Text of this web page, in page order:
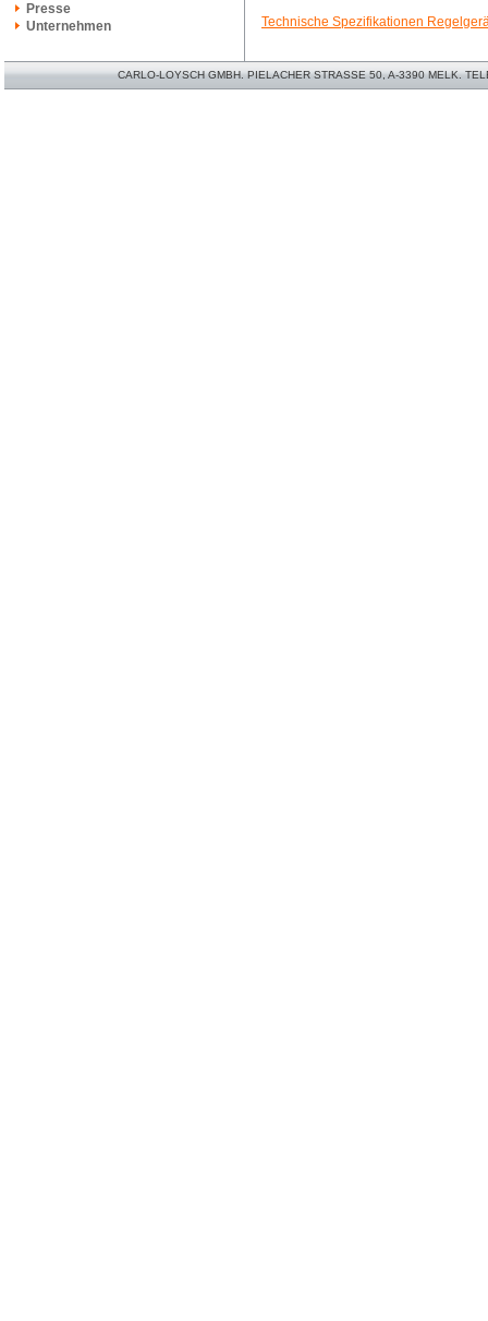
Presse
Unternehmen
Technische Spezifikationen
CARLO-LOYSCH GMBH. PIELACHER STRASSE 50, A-3390 MELK.